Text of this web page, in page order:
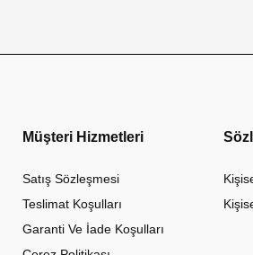
Müşteri Hizmetleri
Satış Sözleşmesi
Teslimat Koşulları
Garanti Ve İade Koşulları